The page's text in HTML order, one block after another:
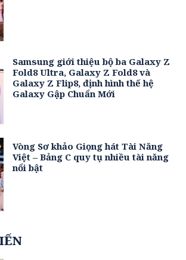
Samsung giới thiệu bộ ba Galaxy Z
Fold8 Ultra, Galaxy Z Fold8 và
Galaxy Z Flip8, định hình thế hệ
Galaxy Gập Chuẩn Mới
Vòng Sơ khảo Giọng hát Tài Năng
Việt – Bảng C quy tụ nhiều tài năng
nổi bật